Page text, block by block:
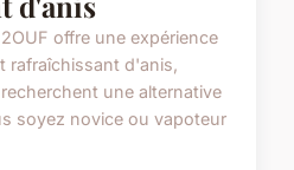
offre une expérience
rafraîchissant d'anis,
une alternative
soyez novice ou vapoteur